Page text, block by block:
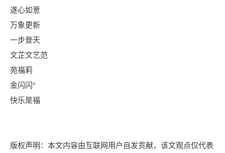
遂心如意
万象更新
一步登天
文芷文艺范
苑福莉
金闪闪°
快乐是福
版权声明：本文内容由互联网用户自发贡献，该文观点仅代表